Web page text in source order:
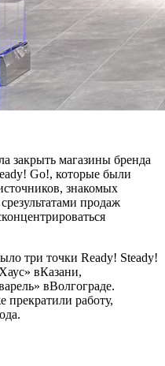
закрыть магазины бренда
Go!, которые были
знакомых
продаж
три точки Ready! Steady!
вКазани,
вВолгограде.
работу,